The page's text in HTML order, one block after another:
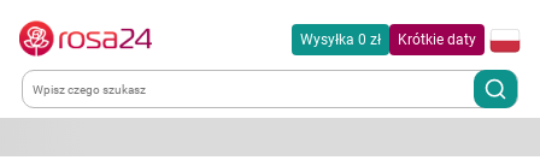
Wysyłka 0 zł Krótkie daty
Kategorie